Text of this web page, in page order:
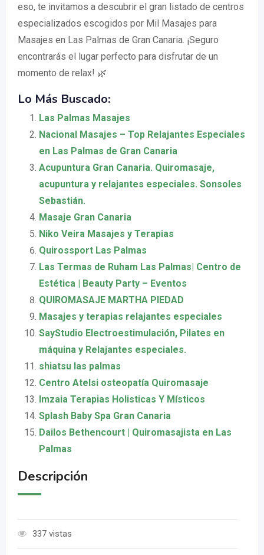
eso, te invitamos a descubrir el gran listado de centros
especializados escogidos por Mil Masajes para
Masajes en Las Palmas de Gran Canaria. ¡Seguro
encontrarás el lugar perfecto para disfrutar de un
momento de relax! 🌿
Lo Más Buscado:
Las Palmas Masajes
Nacional Masajes – Top Relajantes Especiales
en Las Palmas de Gran Canaria
Acupuntura Gran Canaria. Quiromasaje,
acupuntura y relajantes especiales. Sonsoles
Sebastián.
Masaje Gran Canaria
Niko Veira Masajes y Terapias
Quirossport Las Palmas
Las Termas de Ruham Las Palmas| Centro de
Estética | Beauty Party – Eventos
QUIROMASAJE MARTHA PIEDAD
Masajes y terapias relajantes especiales
SayStudio Electroestimulación, Pilates en
máquina y Relajantes especiales.
shiatsu las palmas
Centro Atelsi osteopatía Quiromasaje
Imzaia Terapias Holisticas Y Místicos
Splash Baby Spa Gran Canaria
Dailos Bethencourt | Quiromasajista en Las
Palmas
Descripción
337 vistas